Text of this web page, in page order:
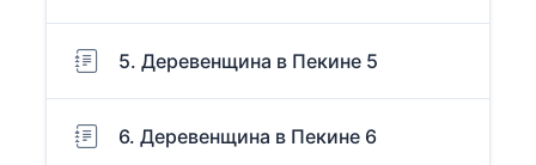
5. Деревенщина в Пекине 5
6. Деревенщина в Пекине 6